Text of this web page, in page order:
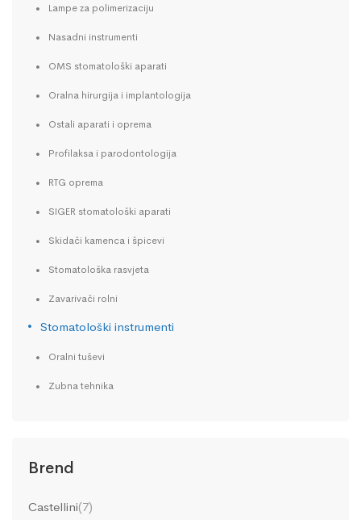
Lampe za polimerizaciju
Nasadni instrumenti
OMS stomatološki aparati
Oralna hirurgija i implantologija
Ostali aparati i oprema
Profilaksa i parodontologija
RTG oprema
SIGER stomatološki aparati
Skidači kamenca i špicevi
Stomatološka rasvjeta
Zavarivači rolni
Stomatološki instrumenti
Oralni tuševi
Zubna tehnika
Brend
Castellini(7)